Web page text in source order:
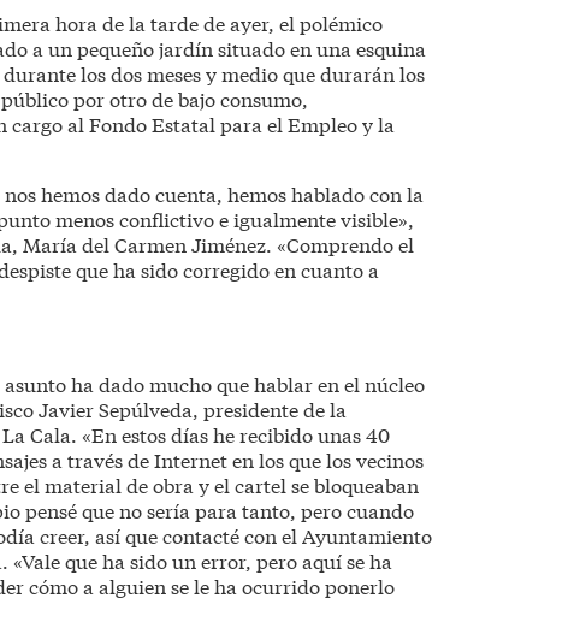
hora de la tarde de ayer, el polémico
a un pequeño jardín situado en una esquina
los dos meses y medio que durarán los
por otro de bajo consumo,
cargo al Fondo Estatal para el Empleo y la
hemos dado cuenta, hemos hablado con la
menos conflictivo e igualmente visible»,
María del Carmen Jiménez. «Comprendo el
que ha sido corregido en cuanto a
ha dado mucho que hablar en el núcleo
Javier Sepúlveda, presidente de la
Cala. «En estos días he recibido unas 40
a través de Internet en los que los vecinos
el material de obra y el cartel se bloqueaban
pensé que no sería para tanto, pero cuando
creer, así que contacté con el Ayuntamiento
que ha sido un error, pero aquí se ha
cómo a alguien se le ha ocurrido ponerlo